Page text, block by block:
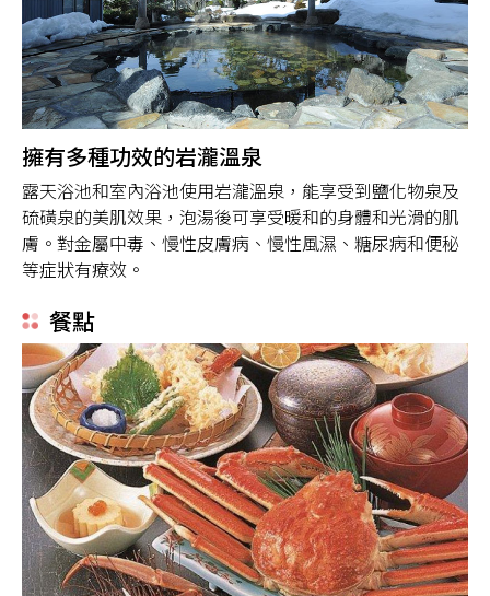
擁有多種功效的岩瀧溫泉
露天浴池和室內浴池使用岩瀧溫泉，能享受到鹽化物泉及
硫磺泉的美肌效果，泡湯後可享受暖和的身體和光滑的肌
膚。對金屬中毒、慢性皮膚病、慢性風濕、糖尿病和便秘
等症狀有療效。
餐點